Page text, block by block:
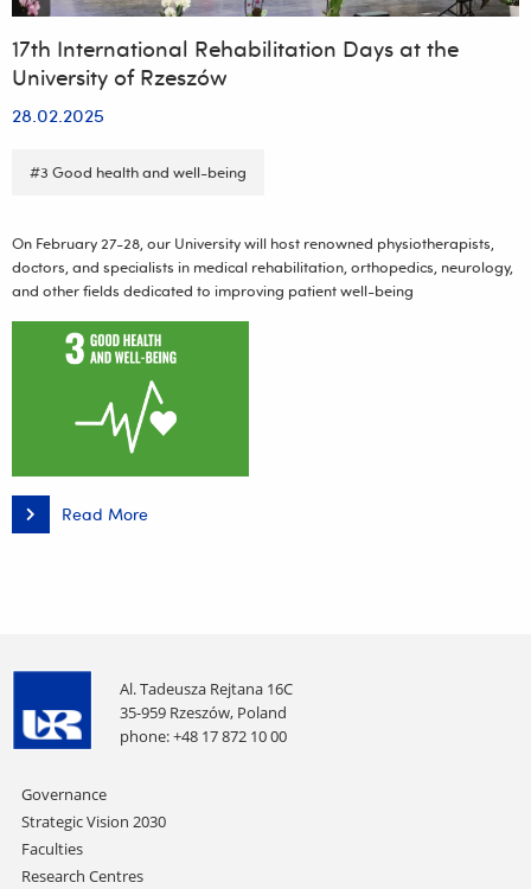
17th International Rehabilitation Days at the
University of Rzeszów
28.02.2025
#3 Good health and well-being
On February 27-28, our University will host renowned physiotherapists,
doctors, and specialists in medical rehabilitation, orthopedics, neurology,
and other fields dedicated to improving patient well-being
Read More
17th
International
Al. Tadeusza Rejtana 16C
35-959 Rzeszów, Poland
phone: +48 17 872 10 00
Skip
navigation
Governance
Strategic Vision 2030
Faculties
Research Centres